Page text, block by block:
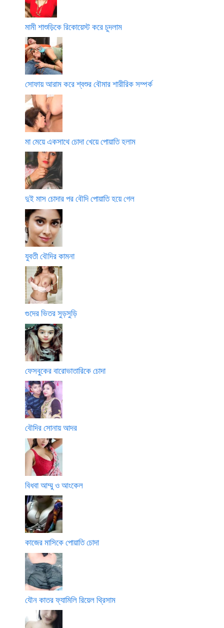
মামী শাশুড়িকে রিকোয়েস্ট করে চুদলাম
সোফায় আরাম করে শ্বশুর বৌমার শারীরিক সম্পর্ক
মা মেয়ে একসাথে চোদা খেয়ে পোয়াতি হলাম
দুই মাস চোদার পর বৌদি পোয়াতি হয়ে গেল
যুবতী বৌদির কামনা
গুদের ভিতর সুড়সুড়ি
ফেসবুকের বারোভাতারিকে চোদা
বৌদির সোনায় আদর
বিধবা আম্মু ও আংকেল
কাজের মাসিকে পোয়াতি চোদা
যৌন কাতর ফ্যামিলি রিয়েল থ্রিসাম